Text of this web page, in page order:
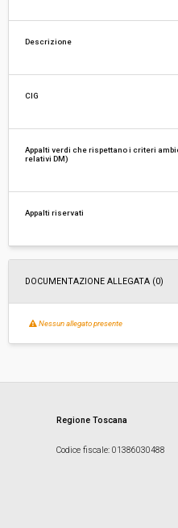
Descrizione
CIG
Appalti verdi che rispettano i criteri
relativi DM)
Appalti riservati
DOCUMENTAZIONE ALLEGATA (0)
Nessun allegato presente
Regione Toscana
Codice fiscale: 01386030488